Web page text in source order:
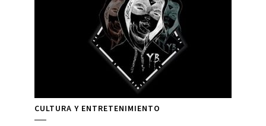
CULTURA Y ENTRETENIMIENTO